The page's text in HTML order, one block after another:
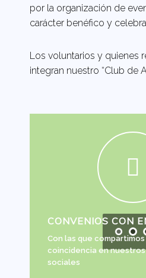
por la organización de
carácter benéfico y
Los voluntarios y quienes
integran nuestro “Club de
CONVENIOS CON
Con las que
coincidencia en
sociales